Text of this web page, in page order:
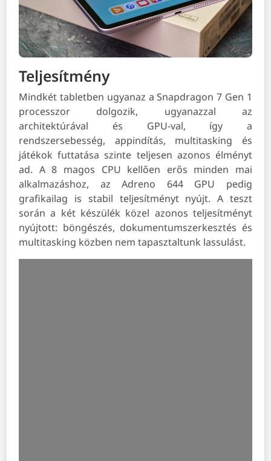
Teljesítmény
Mindkét tabletben ugyanaz a Snapdragon 7 Gen 1
processzor dolgozik, ugyanazzal az
architektúrával és GPU-val, így a
rendszersebesség, appindítás, multitasking és
játékok futtatása szinte teljesen azonos élményt
ad. A 8 magos CPU kellően erős minden mai
alkalmazáshoz, az Adreno 644 GPU pedig
grafikailag is stabil teljesítményt nyújt. A teszt
során a két készülék közel azonos teljesítményt
nyújtott: böngészés, dokumentumszerkesztés és
multitasking közben nem tapasztaltunk lassulást.